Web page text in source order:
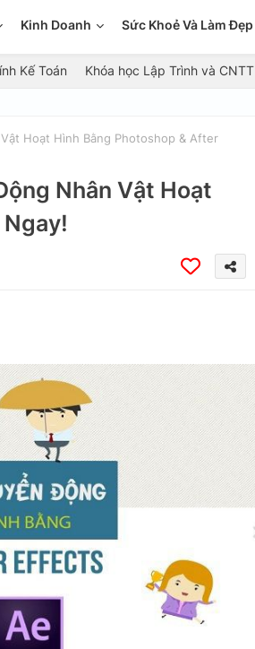
Kinh Doanh Sức Khoẻ Và Làm Đẹp
Kế Toán Khóa học Lập Trình và CNTT
Hoạt Hình Bằng Photoshop & After
Nhân Vật Hoạt